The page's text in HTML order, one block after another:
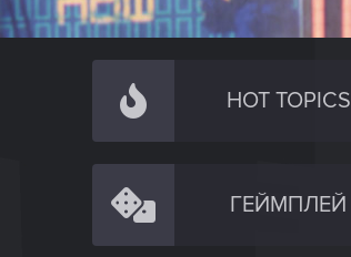
HOT TOPICS
ГЕЙМПЛЕЙ